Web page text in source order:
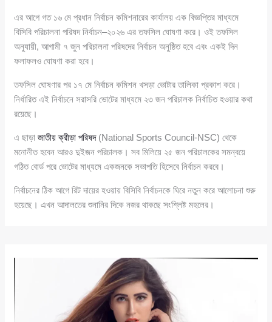
এর আগে গত ১৬ মে প্রধান নির্বাচন কমিশনারের কার্যালয় এক বিজ্ঞপ্তির মাধ্যমে
বিসিবি পরিচালনা পরিষদ নির্বাচন–২০২৬ এর তফসিল ঘোষণা করে। ওই তফসিল
অনুযায়ী, আগামী ৭ জুন পরিচালনা পরিষদের নির্বাচন অনুষ্ঠিত হবে এবং একই দিন
ফলাফলও ঘোষণা করা হবে।
তফসিল ঘোষণার পর ১৭ মে নির্বাচন কমিশন খসড়া ভোটার তালিকা প্রকাশ করে।
নির্ধারিত এই নির্বাচনে সরাসরি ভোটের মাধ্যমে ২৩ জন পরিচালক নির্বাচিত হওয়ার কথা
রয়েছে।
এ ছাড়াজাতীয় ক্রীড়া পরিষদ(National Sports Council-NSC) থেকে
মনোনীত হবেন আরও দুইজন পরিচালক। সব মিলিয়ে ২৫ জন পরিচালকের সমন্বয়ে
গঠিত বোর্ড পরে ভোটের মাধ্যমে একজনকে সভাপতি হিসেবে নির্বাচন করবে।
নির্বাচনের ঠিক আগে রিট দায়ের হওয়ায় বিসিবি নির্বাচনকে ঘিরে নতুন করে আলোচনা শুরু
হয়েছে। এখন আদালতের শুনানির দিকে নজর থাকছে সংশ্লিষ্ট মহলের।